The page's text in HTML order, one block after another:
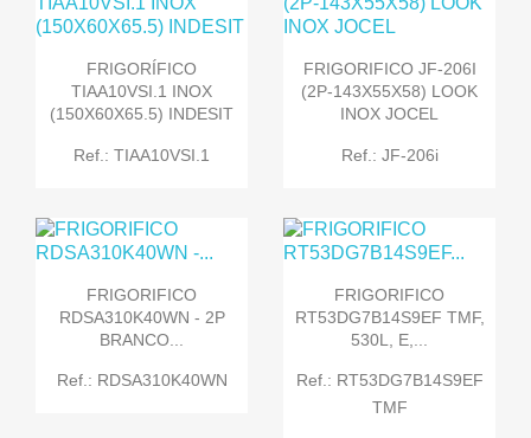
FRIGORÍFICO
TIAA10VSI.1 INOX
(150X60X65.5) INDESIT
Ref.: TIAA10VSI.1
FRIGORIFICO JF-206I
(2P-143X55X58) LOOK
INOX JOCEL
Ref.: JF-206i
FRIGORIFICO
RDSA310K40WN - 2P
BRANCO...
Ref.: RDSA310K40WN
FRIGORIFICO
RT53DG7B14S9EF TMF,
530L, E,...
Ref.: RT53DG7B14S9EF
TMF